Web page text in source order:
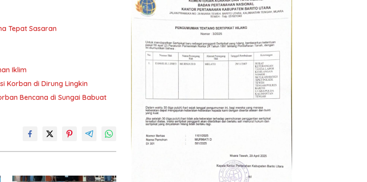
Tepat Sasaran
Iklim
Korban di Dirung Lingkin
Bencana di Sungai Babuat